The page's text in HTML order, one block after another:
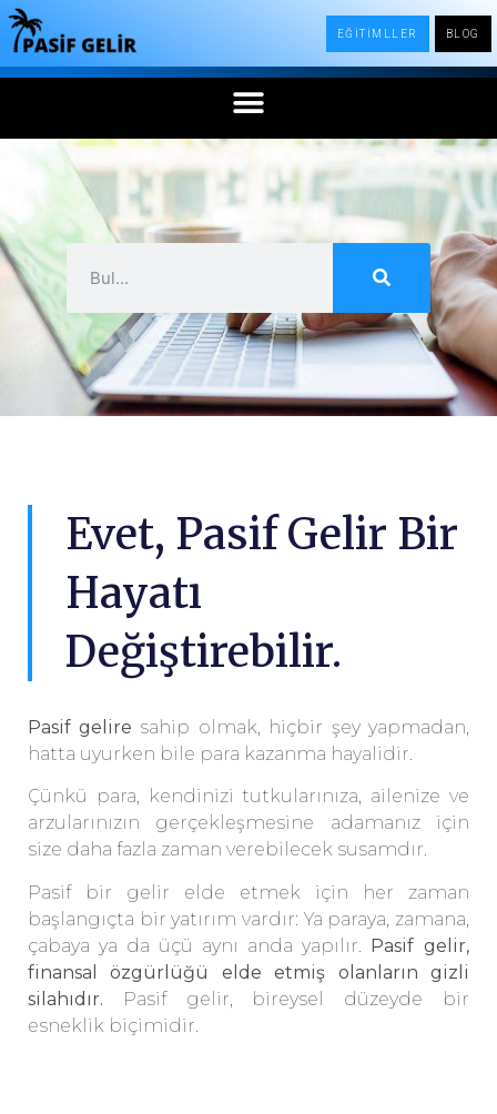
EĞİTİMLLER BLOG
Evet, Pasif Gelir Bir
Hayatı
Değiştirebilir.
Pasif gelire sahip olmak, hiçbir şey yapmadan,
hatta uyurken bile para kazanma hayalidir.
Çünkü para, kendinizi tutkularınıza, ailenize ve
arzularınızın gerçekleşmesine adamanız için
size daha fazla zaman verebilecek susamdır.
Pasif bir gelir elde etmek için her zaman
başlangıçta bir yatırım vardır: Ya paraya, zamana,
çabaya ya da üçü aynı anda yapılır. Pasif gelir,
finansal özgürlüğü elde etmiş olanların gizli
silahıdır. Pasif gelir, bireysel düzeyde bir
esneklik biçimidir.